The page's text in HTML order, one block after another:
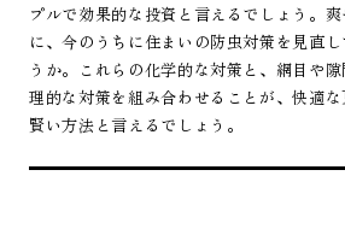
プルで効果的な投資と言えるでしょう。
に、今のうちに住まいの防虫対策を見直
うか。これらの化学的な対策と、網目や
理的な対策を組み合わせることが、快適
賢い方法と言えるでしょう。